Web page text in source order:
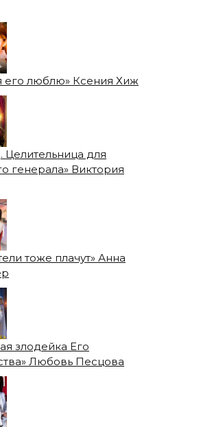
его люблю» Ксения Хиж
Целительница для
генерала» Виктория
тоже плачут» Анна
злодейка Его
Любовь Песцова